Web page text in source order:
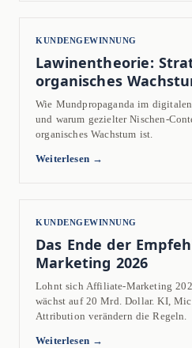
KUNDENGEWINNUNG
Lawinentheorie:
organisches
Wie Mundpropaganda im
und warum gezielter Nischen-
organisches Wachstum ist.
Weiterlesen →
KUNDENGEWINNUNG
Das Ende der
Marketing 2026
Lohnt sich Affiliate-Marketing
wächst auf 20 Mrd. Dollar. KI,
Attribution verändern die Regeln.
Weiterlesen →